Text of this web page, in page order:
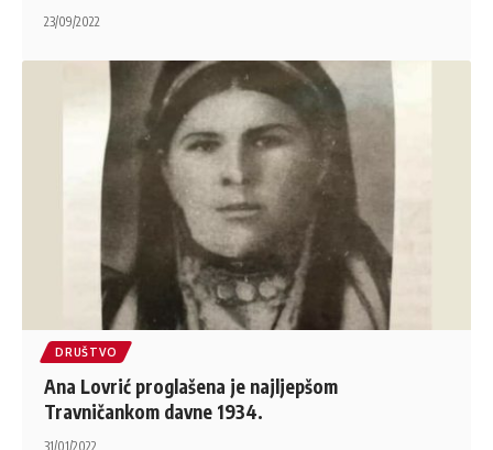
23/09/2022
DRUŠTVO
Ana Lovrić proglašena je najljepšom
Travničankom davne 1934.
31/01/2022